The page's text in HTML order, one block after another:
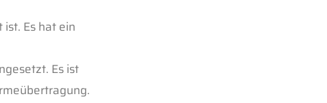
Es hat ein
Es ist